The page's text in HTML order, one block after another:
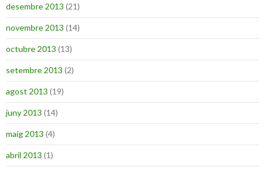
desembre 2013 (21)
novembre 2013 (14)
octubre 2013 (13)
setembre 2013 (2)
agost 2013 (19)
juny 2013 (14)
maig 2013 (4)
abril 2013 (1)